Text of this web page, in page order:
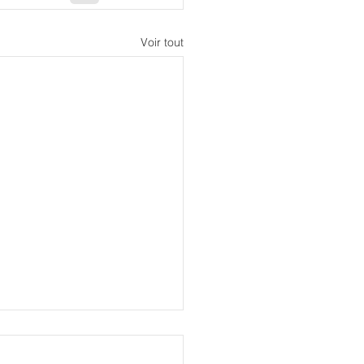
Voir tout